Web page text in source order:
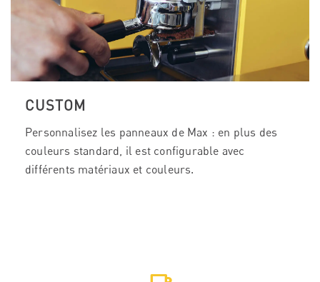
CUSTOM
Personnalisez les panneaux de Max : en plus des
couleurs standard, il est configurable avec
différents matériaux et couleurs.